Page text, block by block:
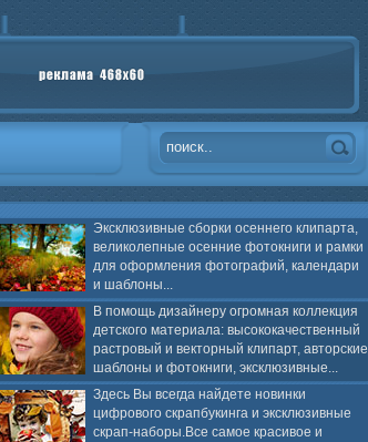
Эксклюзивные сборки осеннего клипарта,
великолепные осенние фотокниги и рамки
для оформления фотографий, календари
и шаблоны...
В помощь дизайнеру огромная коллекция
детского материала: высококачественный
растровый и векторный клипарт, авторские
шаблоны и фотокниги, эксклюзивные...
Здесь Вы всегда найдете новинки
цифрового скрапбукинга и эксклюзивные
скрап-наборы.Все самое красивое и